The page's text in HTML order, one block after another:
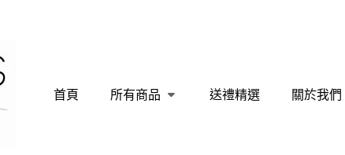
首頁 所有商品 送禮精選 關於我們